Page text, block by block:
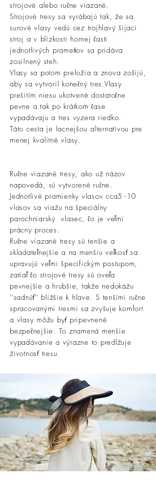
strojové alebo ručne viazané.
Strojové tresy sa vyrábajú tak, že sa
surové vlasy vedú cez trojhlavý šijací
stroj a v blízkosti hornej časti
jednotlivých prameňov sa pridáva
zosilnený steh.
Vlasy sa potom preložia a znova zošijú,
aby sa vytvoril konečný tres.Vlasy
prešitím niesu ukotvené dostatočne
pevne a tak po krátkom čase
vypadávaju a tres vyzera riedko.
Táto cesta je lacnejšou alternatívou pre
menej kvalitné vlasy.
Ručne viazané tresy, ako už názov
napovedá, sú vytvorené ručne.
Jednotlivé pramienky vlasov cca5 -10
vlasov sa viažu na špeciálny
parochniarský vlasec, čo je veľmi
prácny proces.
Ručne viazané tresy sú tenšie a
skladateľnejšie a na menšiu veľkosť sa
upravujú veľmi špecifickým postupom,
zatiaľ čo strojové tresy sú oveľa
pevnejšie a hrubšie, takže nedokážu
''sadnúť'' bližšie k hlave. S tenšími ručne
spracovanými tresmi sa zvyšuje komfort
a vlasy môžu byť pripevnené
bezpečnejšie. To znamená menšie
vypadávanie a výrazne to predlžuje
životnosť tresu.